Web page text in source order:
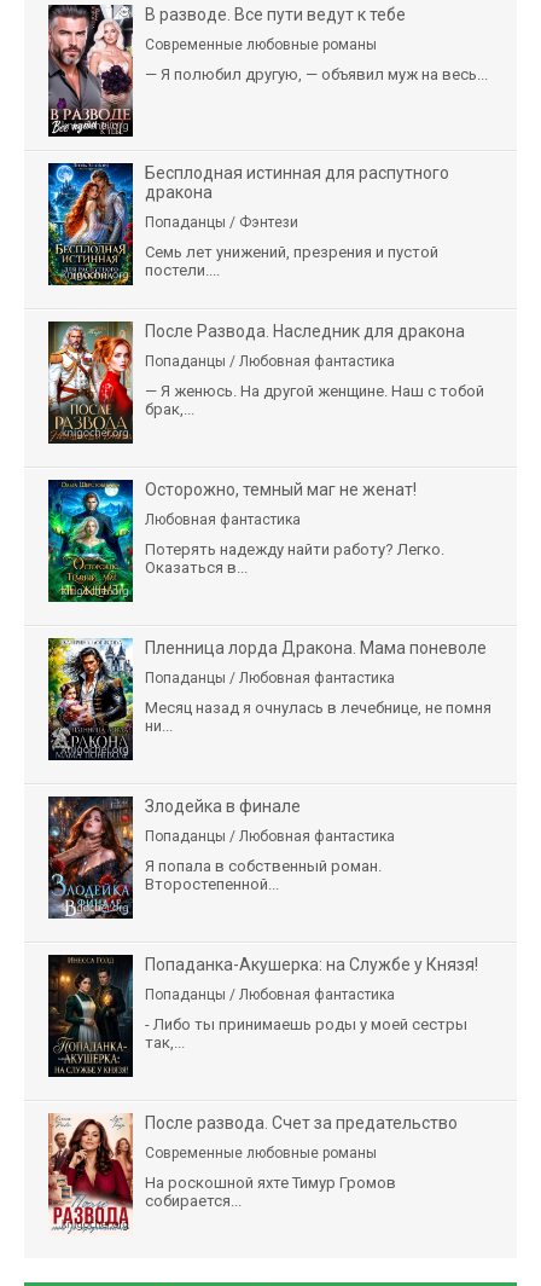
В разводе. Все пути ведут к тебе
Современные любовные романы
— Я полюбил другую, — объявил муж на весь...
Бесплодная истинная для распутного
дракона
Попаданцы / Фэнтези
Семь лет унижений, презрения и пустой
постели....
После Развода. Наследник для дракона
Попаданцы / Любовная фантастика
— Я женюсь. На другой женщине. Наш с тобой
брак,...
Осторожно, темный маг не женат!
Любовная фантастика
Потерять надежду найти работу? Легко.
Оказаться в...
Пленница лорда Дракона. Мама поневоле
Попаданцы / Любовная фантастика
Месяц назад я очнулась в лечебнице, не помня
ни...
Злодейка в финале
Попаданцы / Любовная фантастика
Я попала в собственный роман.
Второстепенной...
Попаданка-Акушерка: на Службе у Князя!
Попаданцы / Любовная фантастика
- Либо ты принимаешь роды у моей сестры
так,...
После развода. Счет за предательство
Современные любовные романы
На роскошной яхте Тимур Громов
собирается...